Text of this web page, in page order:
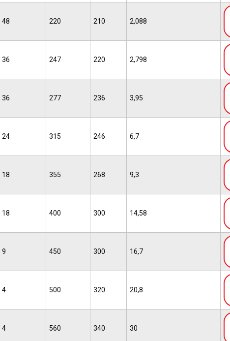
48 220 210 2,088
36 247 220 2,798
36 277 236 3,95
24 315 246 6,7
18 355 268 9,3
18 400 300 14,58
9 450 300 16,7
4 500 320 20,8
4 560 340 30